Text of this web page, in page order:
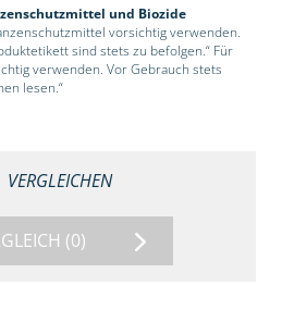
und Biozide
vorsichtig verwenden.
sind stets zu befolgen.“ Für
verwenden. Vor Gebrauch stets
lesen.“
VERGLEICHEN
(0)